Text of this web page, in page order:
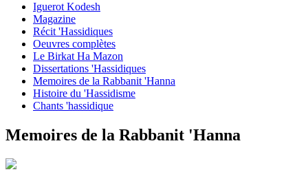
Iguerot Kodesh
Magazine
Récit 'Hassidiques
Oeuvres complètes
Le Birkat Ha Mazon
Dissertations 'Hassidiques
Memoires de la Rabbanit 'Hanna
Histoire du 'Hassidisme
Chants 'hassidique
Memoires de la Rabbanit 'Hanna